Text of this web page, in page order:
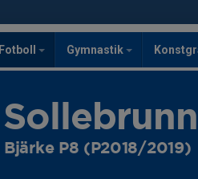
Fotboll Gymnastik
Bjärke P8 (P2018/2019)